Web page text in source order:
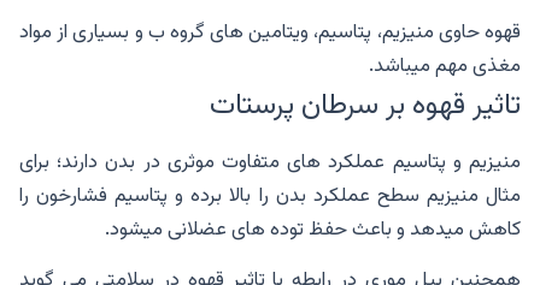
قهوه حاوی منیزیم، پتاسیم، ویتامین های گروه ب و بسیاری از مواد
مغذی مهم میباشد.
تاثیر قهوه بر سرطان پرستات
منیزیم و پتاسیم عملکرد های متفاوت موثری در بدن دارند؛ برای
مثال منیزیم سطح عملکرد بدن را بالا برده و پتاسیم فشارخون را
کاهش میدهد و باعث حفظ توده های عضلانی میشود.